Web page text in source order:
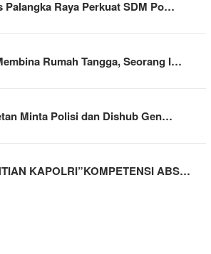
Palangka Raya Perkuat SDM Po…
Rumah Tangga, Seorang I…
Minta Polisi dan Dishub Gen…
KAPOLRI”KOMPETENSI ABS…